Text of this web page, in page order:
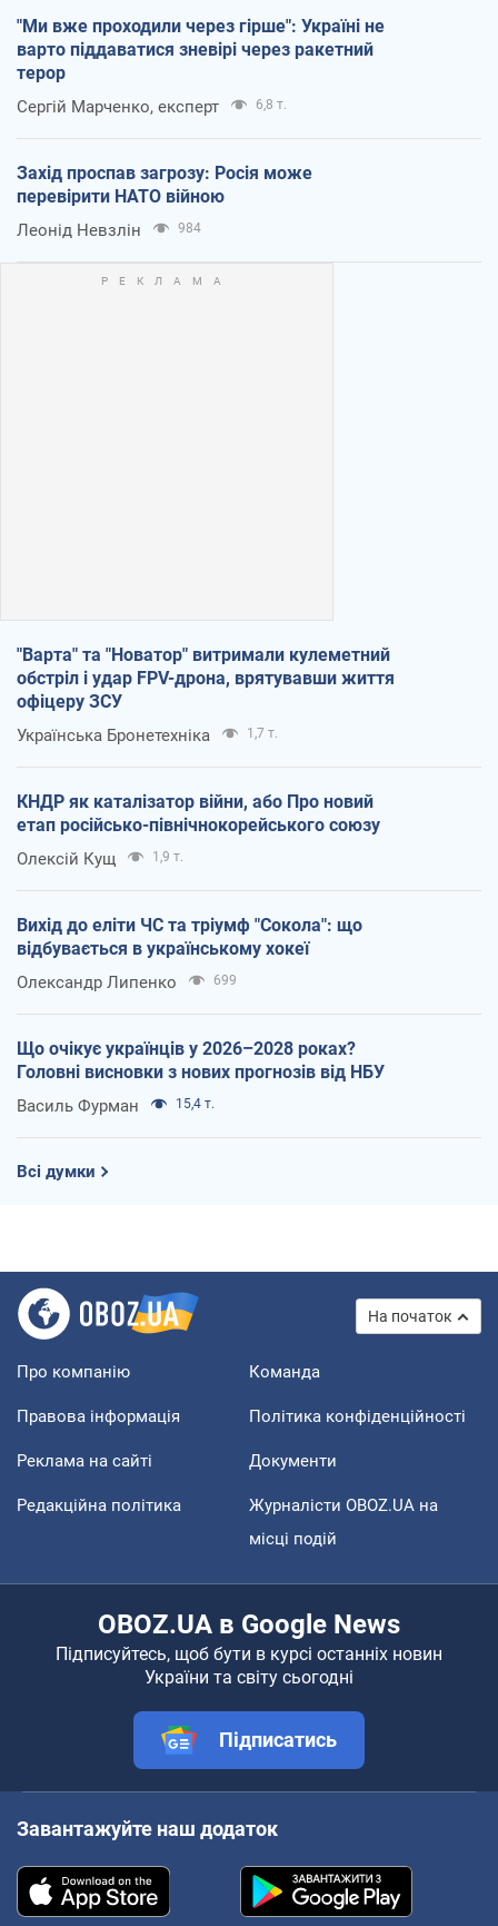
"Ми вже проходили через гірше": Україні не
варто піддаватися зневірі через ракетний
терор
Сергій Марченко, експерт 6,8 т.
Захід проспав загрозу: Росія може
перевірити НАТО війною
Леонід Невзлін 984
"Варта" та "Новатор" витримали кулеметний
обстріл і удар FPV-дрона, врятувавши життя
офіцеру ЗСУ
Українська Бронетехніка 1,7 т.
КНДР як каталізатор війни, або Про новий
етап російсько-північнокорейського союзу
Олексій Кущ 1,9 т.
Вихід до еліти ЧС та тріумф "Сокола": що
відбувається в українському хокеї
Олександр Липенко 699
Що очікує українців у 2026–2028 роках?
Головні висновки з нових прогнозів від НБУ
Василь Фурман 15,4 т.
Всі думки
На початок
Про компанію Команда
Правова інформація Політика конфіденційності
Реклама на сайті Документи
Редакційна політика
Журналісти OBOZ.UA на
місці подій
OBOZ.UA в Google News
Підписуйтесь, щоб бути в курсі останніх новин
України та світу сьогодні
Підписатись
Завантажуйте наш додаток